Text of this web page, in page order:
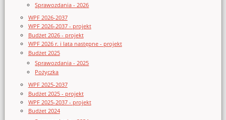
Sprawozdania - 2026
WPF 2026-2037
WPF 2026-2037 - projekt
Budżet 2026 - projekt
WPF 2026 r. i lata następne - projekt
Budżet 2025
Sprawozdania - 2025
Pożyczka
WPF 2025-2037
Budżet 2025 - projekt
WPF 2025-2037 - projekt
Budżet 2024